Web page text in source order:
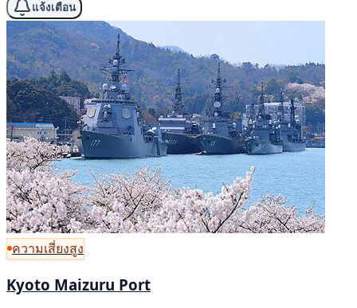
แจ้งเตือน
ความเสี่ยงสูง
Kyoto Maizuru Port